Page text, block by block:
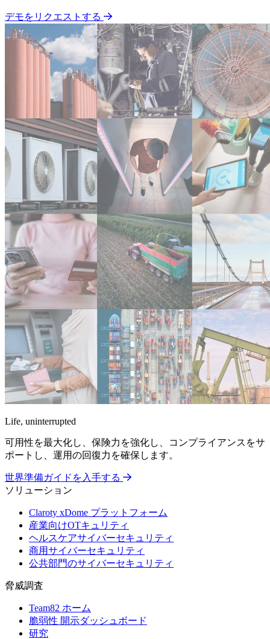
デモをリクエストする
Life, uninterrupted
可用性を最大化し、保険力を強化し、コンプライアンスをサ
ポートし、運用の回復力を確保します。
世界準備ガイドを入手する
ソリューション
Claroty xDome プラットフォーム
産業向けOTキュリティ
ヘルスケアサイバーセキュリティ
商用サイバーセキュリティ
公共部門のサイバーセキュリティ
脅威調査
Team82 ホーム
脆弱性 開示ダッシュボード
研究